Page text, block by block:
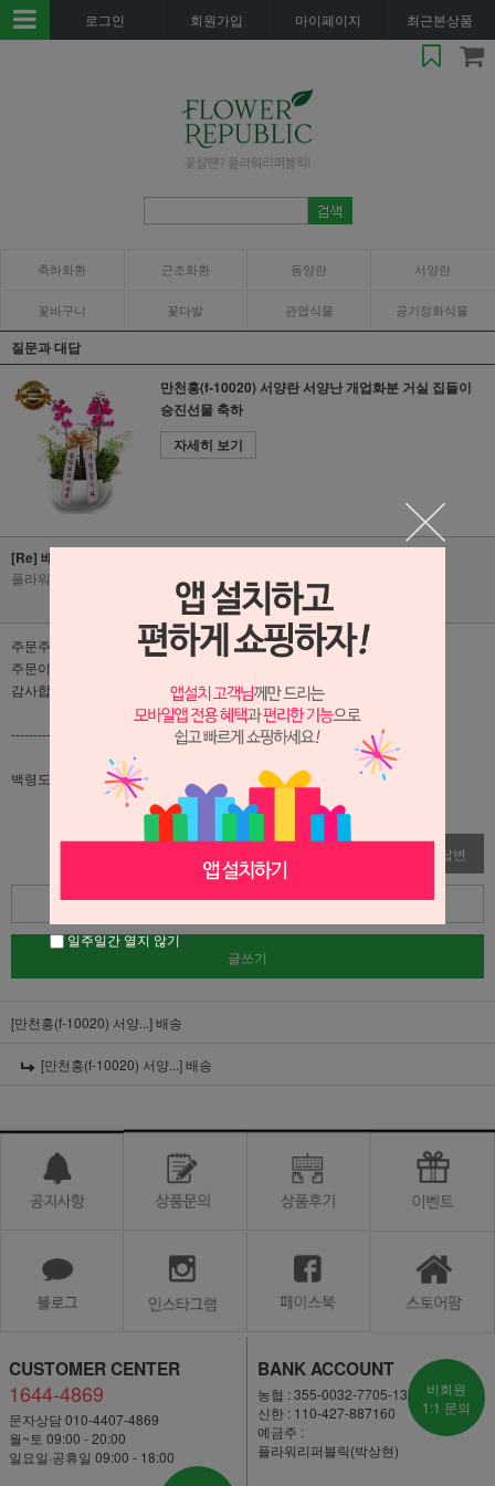
로그인 회원가입 마이페이지 최근본상품
축하화환 근조화환 동양란 서양란
꽃바구니 꽃다발 관엽식물 공기정화식물
질문과 대답
만천홍(f-10020) 서양란 서양난 개업화분 거실 집들이
승진선물 축하
자세히 보기
[Re] 배송
플라워리퍼블릭 2024-07-22 조회수 1474
주문주시면 확인이 가능합니다.
주문이 어렵거나 특이사항 발생시 따로 연락드리고 있습니다.
감사합니다 ^^
-------------------------------------------------------------------------
백령도로 주문될까요?
답변
목록
글쓰기
[만천홍(f-10020) 서양...]배송
[만천홍(f-10020) 서양...]배송
CUSTOMER CENTER
1644-4869
문자상담 010-4407-4869
월~토 09:00 - 20:00
일요일·공휴일 09:00 - 18:00
BANK ACCOUNT
농협 : 355-0032-7705-13
신한 : 110-427-887160
예금주 :
플라워리퍼블릭(박상현)
비회원
1:1 문의
일주일간 열지 않기